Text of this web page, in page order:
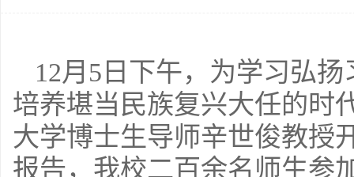
12月5日下午，为学习弘
培养堪当民族复兴大任的时
大学博士生导师辛世俊教授
报告，我校二百余名师生参